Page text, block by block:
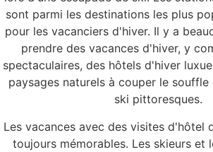
sont parmi les destinations les plus
pour les vacanciers d'hiver. Il y a
prendre des vacances d'hiver, y
spectaculaires, des hôtels d'hiver
paysages naturels à couper le
ski pittoresques.
Les vacances avec des visites d'hôtel
toujours mémorables. Les skieurs et